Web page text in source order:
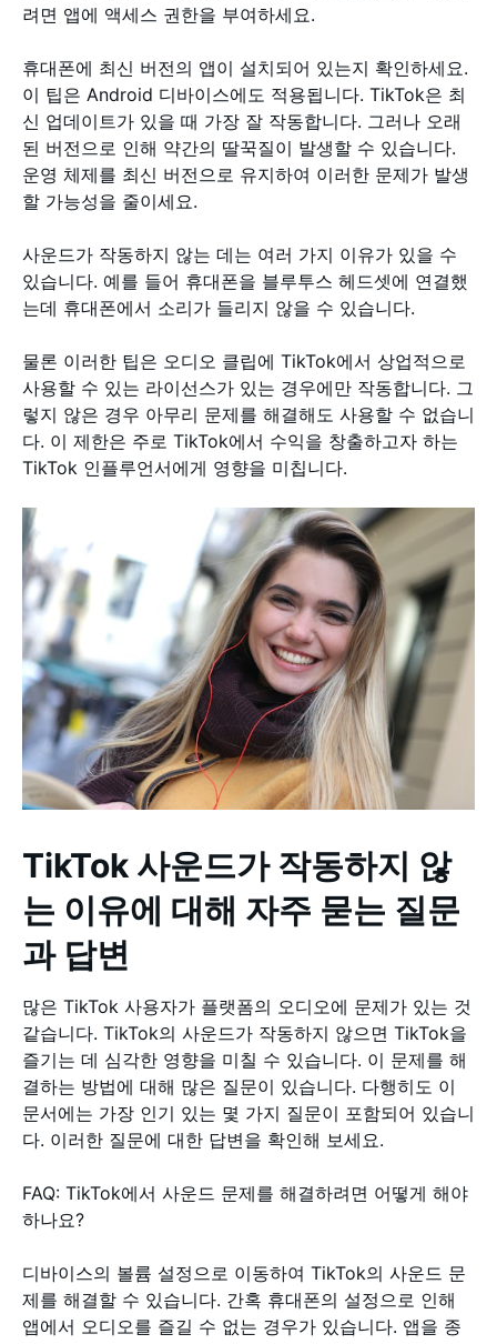
려면 앱에 액세스 권한을 부여하세요.
휴대폰에 최신 버전의 앱이 설치되어 있는지 확인하세요.
이 팁은 Android 디바이스에도 적용됩니다. TikTok은 최
신 업데이트가 있을 때 가장 잘 작동합니다. 그러나 오래
된 버전으로 인해 약간의 딸꾹질이 발생할 수 있습니다.
운영 체제를 최신 버전으로 유지하여 이러한 문제가 발생
할 가능성을 줄이세요.
사운드가 작동하지 않는 데는 여러 가지 이유가 있을 수
있습니다. 예를 들어 휴대폰을 블루투스 헤드셋에 연결했
는데 휴대폰에서 소리가 들리지 않을 수 있습니다.
물론 이러한 팁은 오디오 클립에 TikTok에서 상업적으로
사용할 수 있는 라이선스가 있는 경우에만 작동합니다. 그
렇지 않은 경우 아무리 문제를 해결해도 사용할 수 없습니
다. 이 제한은 주로 TikTok에서 수익을 창출하고자 하는
TikTok 인플루언서에게 영향을 미칩니다.
TikTok 사운드가 작동하지 않
는 이유에 대해 자주 묻는 질문
과 답변
많은 TikTok 사용자가 플랫폼의 오디오에 문제가 있는 것
같습니다. TikTok의 사운드가 작동하지 않으면 TikTok을
즐기는 데 심각한 영향을 미칠 수 있습니다. 이 문제를 해
결하는 방법에 대해 많은 질문이 있습니다. 다행히도 이
문서에는 가장 인기 있는 몇 가지 질문이 포함되어 있습니
다. 이러한 질문에 대한 답변을 확인해 보세요.
FAQ: TikTok에서 사운드 문제를 해결하려면 어떻게 해야
하나요?
디바이스의 볼륨 설정으로 이동하여 TikTok의 사운드 문
제를 해결할 수 있습니다. 간혹 휴대폰의 설정으로 인해
앱에서 오디오를 즐길 수 없는 경우가 있습니다. 앱을 종